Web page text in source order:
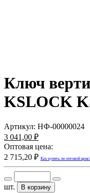
Ключ
KSLOСK
Артикул: НФ-00000024
3 041,00 ₽
Оптовая цена:
2 715,20 ₽ Как купить по оптовой
шт. В корзину